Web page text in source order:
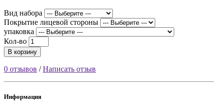
Вид набора
Покрытие лицевой стороны
упаковка
Кол-во
В корзину
0 отзывов /Написать отзыв
Информация